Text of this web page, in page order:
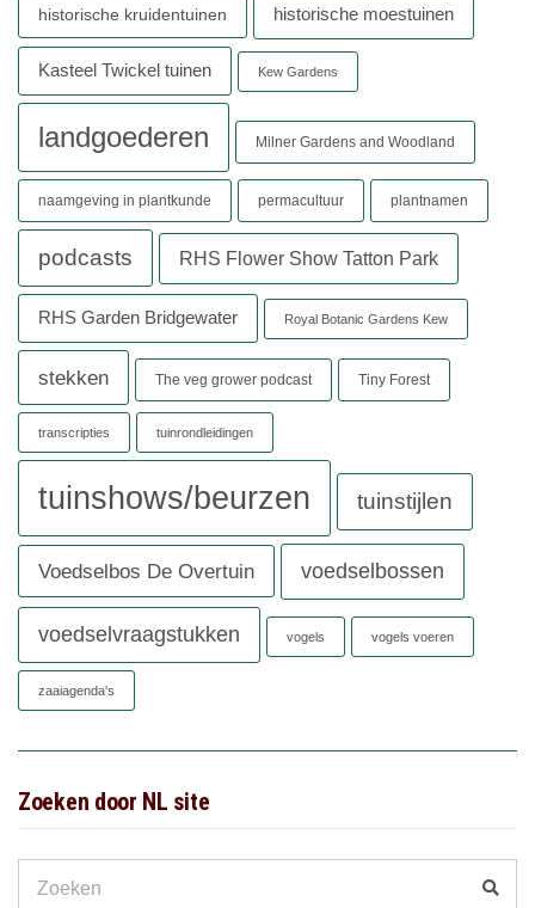
historische kruidentuinen historische moestuinen
Kasteel Twickel tuinen Kew Gardens
landgoederen Milner Gardens and Woodland
naamgeving in plantkunde permacultuur plantnamen
podcasts RHS Flower Show Tatton Park
RHS Garden Bridgewater Royal Botanic Gardens Kew
stekken The veg grower podcast Tiny Forest
transcripties tuinrondleidingen
tuinshows/beurzen tuinstijlen
Voedselbos De Overtuin voedselbossen
voedselvraagstukken vogels vogels voeren
zaaiagenda's
Zoeken door NL site
for: